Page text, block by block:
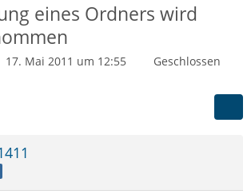
eines Ordners wird
17. Mai 2011 um 12:55
Geschlossen